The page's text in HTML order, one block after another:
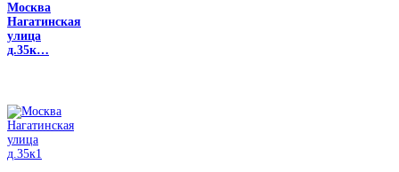
Москва
Нагатинская
улица
д.35к…